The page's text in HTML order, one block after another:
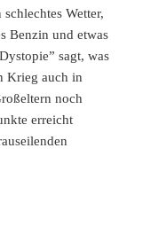
Wetter,
Benzin und etwas
sagt, was
Krieg auch in
noch
erreicht